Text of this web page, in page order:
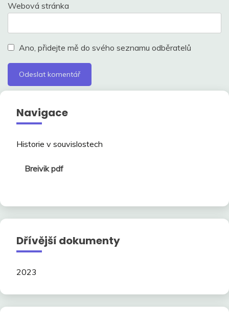
Webová stránka
Ano, přidejte mě do svého seznamu odběratelů
Navigace
Historie v souvislostech
Breivik pdf
Dřívější dokumenty
2023